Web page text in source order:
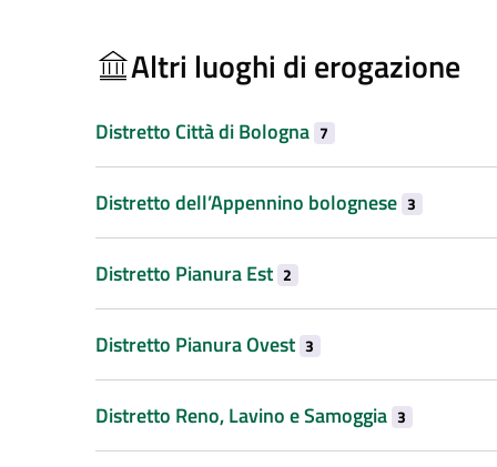
Altri luoghi di erogazione
Distretto Città di Bologna 7
Distretto dell’Appennino bolognese 3
Distretto Pianura Est 2
Distretto Pianura Ovest 3
Distretto Reno, Lavino e Samoggia 3